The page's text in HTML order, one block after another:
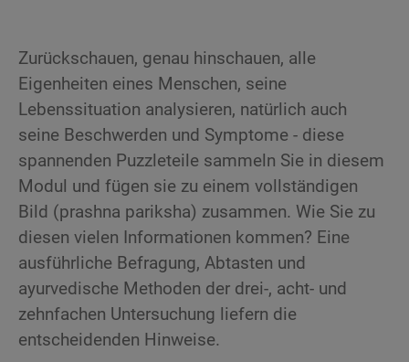
Zurückschauen, genau hinschauen, alle
Eigenheiten eines Menschen, seine
Lebenssituation analysieren, natürlich auch
seine Beschwerden und Symptome - diese
spannenden Puzzleteile sammeln Sie in diesem
Modul und fügen sie zu einem vollständigen
Bild (prashna pariksha) zusammen. Wie Sie zu
diesen vielen Informationen kommen? Eine
ausführliche Befragung, Abtasten und
ayurvedische Methoden der drei-, acht- und
zehnfachen Untersuchung liefern die
entscheidenden Hinweise.